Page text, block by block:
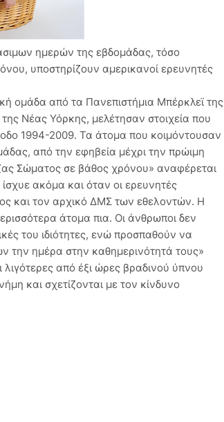
ημερών της εβδομάδας, τόσο
υποστηρίζουν αμερικανοί ερευνητές
ομάδα από τα Πανεπιστήμια Μπέρκλεϊ της
Νέας Υόρκης, μελέτησαν στοιχεία που
1994-2009. Τα άτομα που κοιμόντουσαν
από την εφηβεία μέχρι την πρώιμη
Σώματος σε βάθος χρόνου» αναφέρεται
ακόμα και όταν οι ερευνητές
και τον αρχικό ΔΜΣ των εθελοντών. Η
άτομα πια. Οι άνθρωποι δεν
του ιδιότητες, ενώ προσπαθούν να
την ημέρα στην καθημερινότητά τους»
λιγότερες από έξι ώρες βραδινού ύπνου
και σχετίζονται με τον κίνδυνο